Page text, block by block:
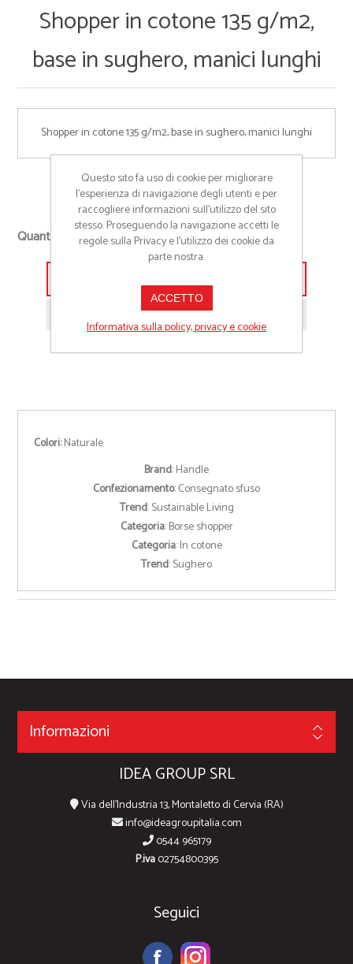
Shopper in cotone 135 g/m2,
base in sughero, manici lunghi
Shopper in cotone 135 g/m2, base in sughero, manici lunghi
Cod:22122
Quantità richiesta
+
-
Richiedi informazioni prodotto
Colori:Naturale
Brand: Handle
Confezionamento: Consegnato sfuso
Trend: Sustainable Living
Categoria: Borse shopper
Categoria: In cotone
Trend: Sughero
Informazioni
IDEA GROUP SRL
Via dell'Industria 13, Montaletto di Cervia (RA)
info@ideagroupitalia.com
0544 965179
P.iva02754800395
Seguici
Questo sito fa uso di cookie per migliorare
l’esperienza di navigazione degli utenti e per
raccogliere informazioni sull’utilizzo del sito
stesso. Proseguendo la navigazione accetti le
regole sulla Privacy e l'utilizzo dei cookie da
parte nostra.
ACCETTO
Informativa sulla policy, privacy e cookie